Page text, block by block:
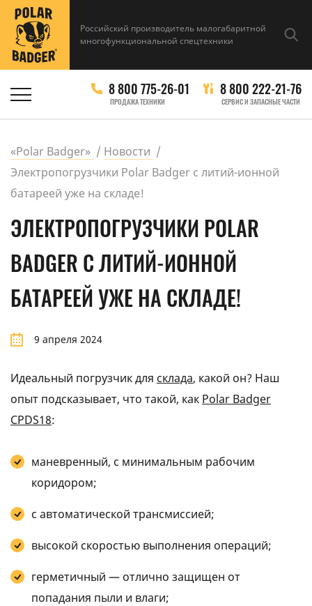
Российский производитель малогабаритной
многофункциональной спецтехники
8 800 775-26-01
ПРОДАЖА ТЕХНИКИ
8 800 222-21-76
СЕРВИС И ЗАПАСНЫЕ ЧАСТИ
«Polar Badger»
Новости
Электропогрузчики Polar Badger с литий-ионной
батареей уже на складе!
ЭЛЕКТРОПОГРУЗЧИКИ POLAR
BADGER С ЛИТИЙ-ИОННОЙ
БАТАРЕЕЙ УЖЕ НА СКЛАДЕ!
9 апреля 2024
Идеальный погрузчик для склада, какой он? Наш
опыт подсказывает, что такой, как Polar Badger
CPDS18:
маневренный, с минимальным рабочим
коридором;
с автоматической трансмиссией;
высокой скоростью выполнения операций;
герметичный — отлично защищен от
попадания пыли и влаги;